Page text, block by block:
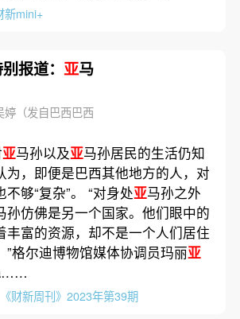
新mini+
报道： 亚马
婷（发自巴西巴西
亚马孙以及亚马孙居民的生活仍知
为，即便是巴西其他地方的人，对
够“复杂”。 “对身处亚马孙之外
孙仿佛是另一个国家。他们眼中的
丰富的资源，却不是一个人们居住
”格尔迪博物馆媒体协调员玛丽亚
《财新周刊》2023年第39期